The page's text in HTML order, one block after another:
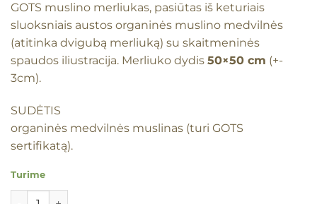
GOTS muslino merliukas, pasiūtas iš keturiais
sluoksniais austos organinės muslino medvilnės
(atitinka dvigubą merliuką) su skaitmeninės
spaudos iliustracija. Merliuko dydis 50×50 cm (+-
3cm).
SUDĖTIS
organinės medvilnės muslinas (turi GOTS
sertifikatą).
Turime
produkto kiekis: GOTS muslino merliukas (50x50cm) 1vnt.